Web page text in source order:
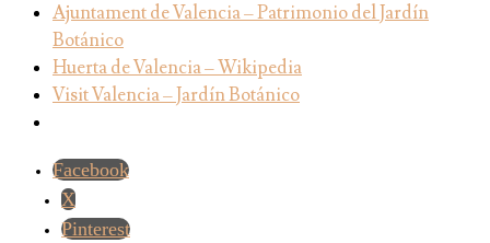
Ajuntament de Valencia – Patrimonio del Jardín
Botánico
Huerta de Valencia – Wikipedia
Visit Valencia – Jardín Botánico
Facebook
X
Pinterest